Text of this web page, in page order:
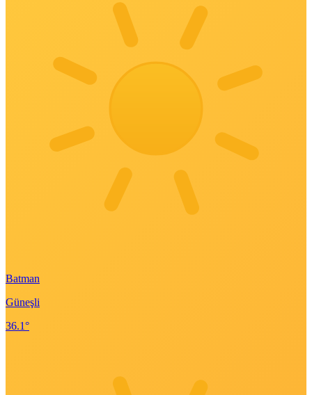
Batman
Güneşli
36.1°